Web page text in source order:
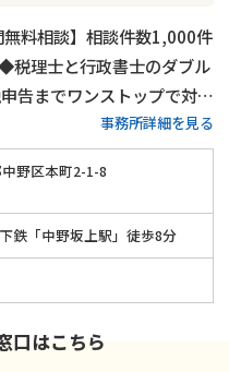
無料相談】相談件数1,000件
税理士と行政書士のダブル
告までワンストップで対応
性税理士が、お客様の気
手続きを行います。
事務所詳細を見る
野区本町2-1-8
鉄「中野坂上駅」徒歩8分
口はこちら